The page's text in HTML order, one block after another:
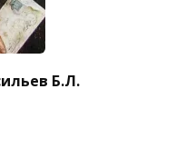
Б.Л.